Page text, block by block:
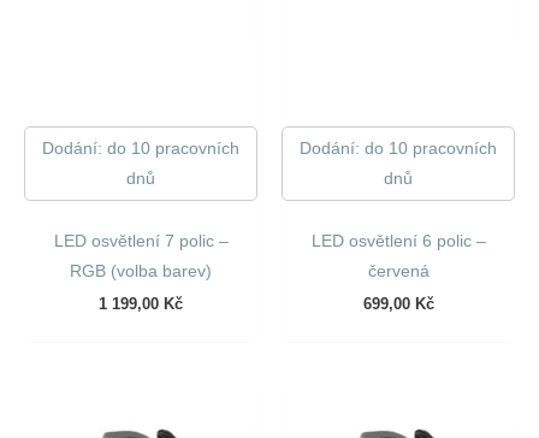
Dodání: do 10 pracovních
dnů
LED osvětlení 7 polic –
RGB (volba barev)
1 199,00 Kč
Dodání: do 10 pracovních
dnů
LED osvětlení 6 polic –
červená
699,00 Kč